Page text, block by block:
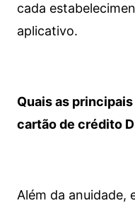
cada
aplicativo.
Quais as
cartão de crédito
Além da anuidade,